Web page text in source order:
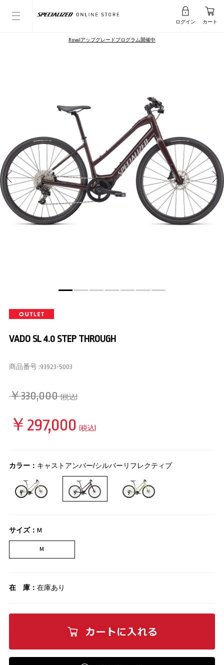
ログイン カート
Rovalアップグレードプログラム開催中
VADO SL 4.0 STEP THROUGH
商品番号 :93923-5003
￥330,000 (税込)
￥297,000 (税込)
カラー： キャストアンバー/シルバーリフレクティブ
サイズ： M
M
在 庫： 在庫あり